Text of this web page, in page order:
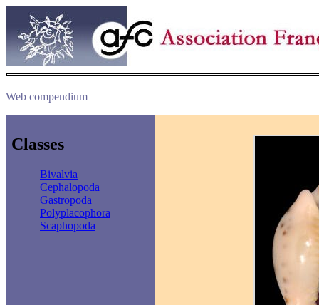
Web compendium
Classes
Bivalvia
Cephalopoda
Gastropoda
Polyplacophora
Scaphopoda